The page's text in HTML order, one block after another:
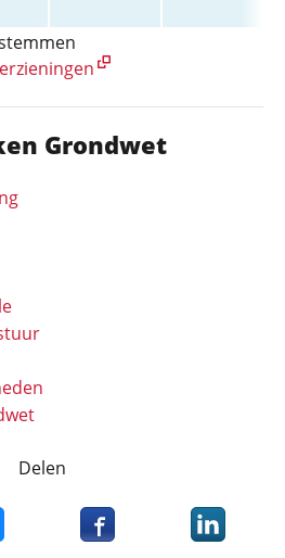
Grondwet
Delen
dit item op Bluesky
Deel dit item opDeel dit